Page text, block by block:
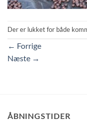
Der er lukket for både
← Forrige
Næste →
ÅBNINGSTIDER